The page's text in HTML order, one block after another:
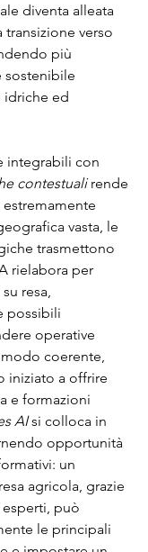
diventa alleata
verso
più
sostenibile
idriche ed
integrabili con
contestuali rende
vasta, le
trasmettono
rielabora per
resa,
possibili
operative
coerente,
iniziato a offrire
e formazioni
AI si colloca in
opportunità
un
agricola, grazie
può
le principali